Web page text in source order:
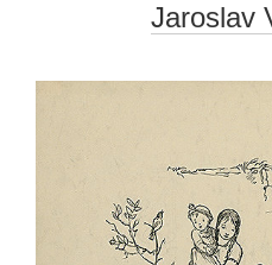
Jaroslav